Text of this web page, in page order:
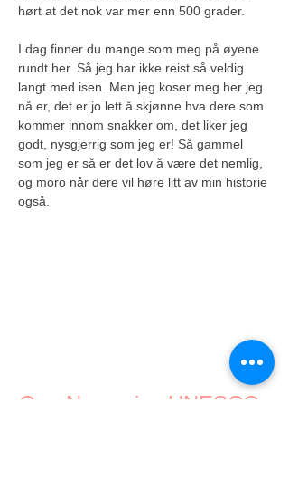
hørt at det nok var mer enn 500 grader.
I dag finner du mange som meg på øyene
rundt her. Så jeg har ikke reist så veldig
langt med isen. Men jeg koser meg her jeg
nå er, det er jo lett å skjønne hva dere som
kommer innom snakker om, det liker jeg
godt, nysgjerrig som jeg er! Så gammel
som jeg er så er det lov å være det nemlig,
og moro når dere vil høre litt av min historie
også.
Gea Norvegica UNESCO